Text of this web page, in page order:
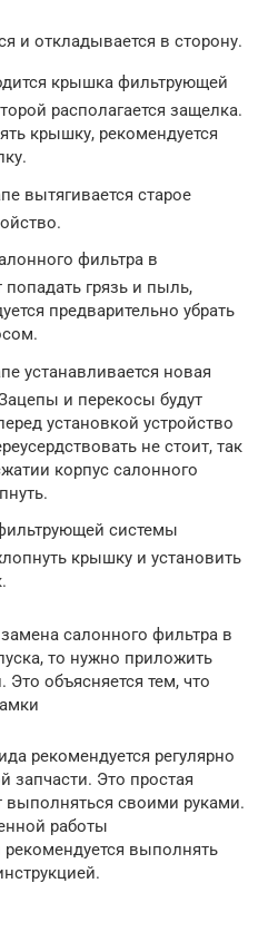
и откладывается в сторону.
крышка фильтрующей
располагается защелка.
крышку, рекомендуется
вытягивается старое
фильтра в
грязь и пыль,
предварительно убрать
устанавливается новая
и перекосы будут
установкой устройство
не стоит, так
корпус салонного
системы
крышку и установить
салонного фильтра в
то нужно приложить
объясняется тем, что
рекомендуется регулярно
запчасти. Это простая
выполняться своими руками.
работы
выполнять